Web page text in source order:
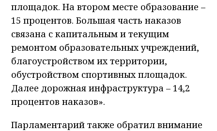
площадок. На втором месте образование –
15 процентов. Большая часть наказов
связана с капитальным и текущим
ремонтом образовательных учреждений,
благоустройством их территории,
обустройством спортивных площадок.
Далее дорожная инфраструктура – 14,2
процентов наказов».
Парламентарий также обратил внимание